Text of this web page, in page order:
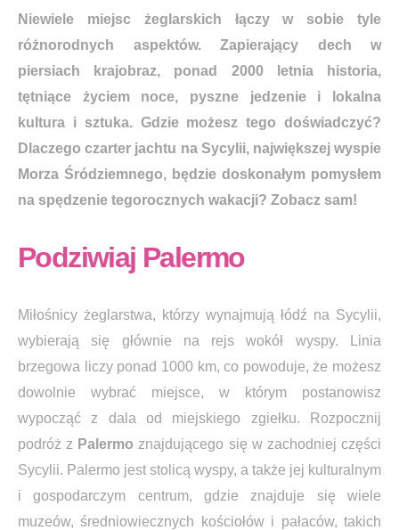
Niewiele miejsc żeglarskich łączy w sobie tyle
różnorodnych aspektów. Zapierający dech w
piersiach krajobraz, ponad 2000 letnia historia,
tętniące życiem noce, pyszne jedzenie i lokalna
kultura i sztuka. Gdzie możesz tego doświadczyć?
Dlaczego czarter jachtu na Sycylii, największej wyspie
Morza Śródziemnego, będzie doskonałym pomysłem
na spędzenie tegorocznych wakacji? Zobacz sam!
Podziwiaj Palermo
Miłośnicy żeglarstwa, którzy wynajmują łódź na Sycylii,
wybierają się głównie na rejs wokół wyspy. Linia
brzegowa liczy ponad 1000 km, co powoduje, że możesz
dowolnie wybrać miejsce, w którym postanowisz
wypocząć z dala od miejskiego zgiełku. Rozpocznij
podróż z Palermo znajdującego się w zachodniej części
Sycylii. Palermo jest stolicą wyspy, a także jej kulturalnym
i gospodarczym centrum, gdzie znajduje się wiele
muzeów, średniowiecznych kościołów i pałaców, takich